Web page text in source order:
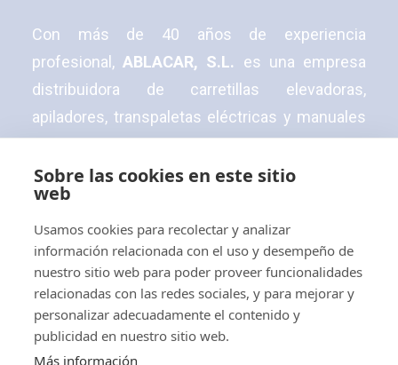
Con más de 40 años de experiencia
profesional,ABLACAR, S.L. es una empresa
distribuidora de carretillas elevadoras,
apiladores, transpaletas eléctricas y manuales
© 2026 Ablacar.All rights reserved
Sobre las cookies en este sitio
web
Usamos cookies para recolectar y analizar
información relacionada con el uso y desempeño de
nuestro sitio web para poder proveer funcionalidades
relacionadas con las redes sociales, y para mejorar y
personalizar adecuadamente el contenido y
publicidad en nuestro sitio web.
Más información